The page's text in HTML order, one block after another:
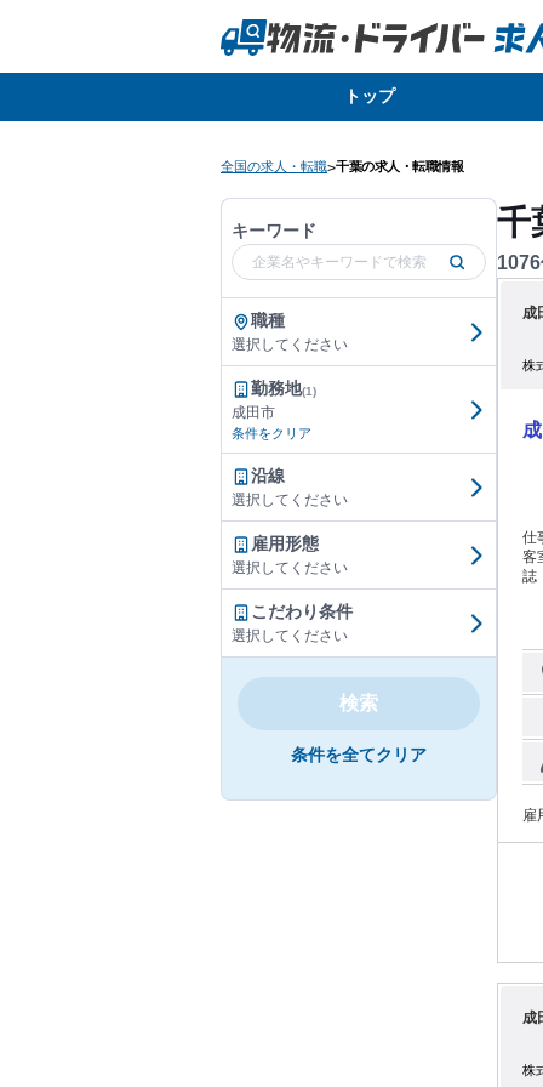
トップ
全国の求人・転職>千葉の求人・転職情報
キーワード
職種
選択してください
勤務地(1)
成田市
条件をクリア
沿線
選択してください
雇用形態
選択してください
こだわり条件
選択してください
検索
条件を全てクリア
千
1076
成
株
仕
客
誌
雇
成
株